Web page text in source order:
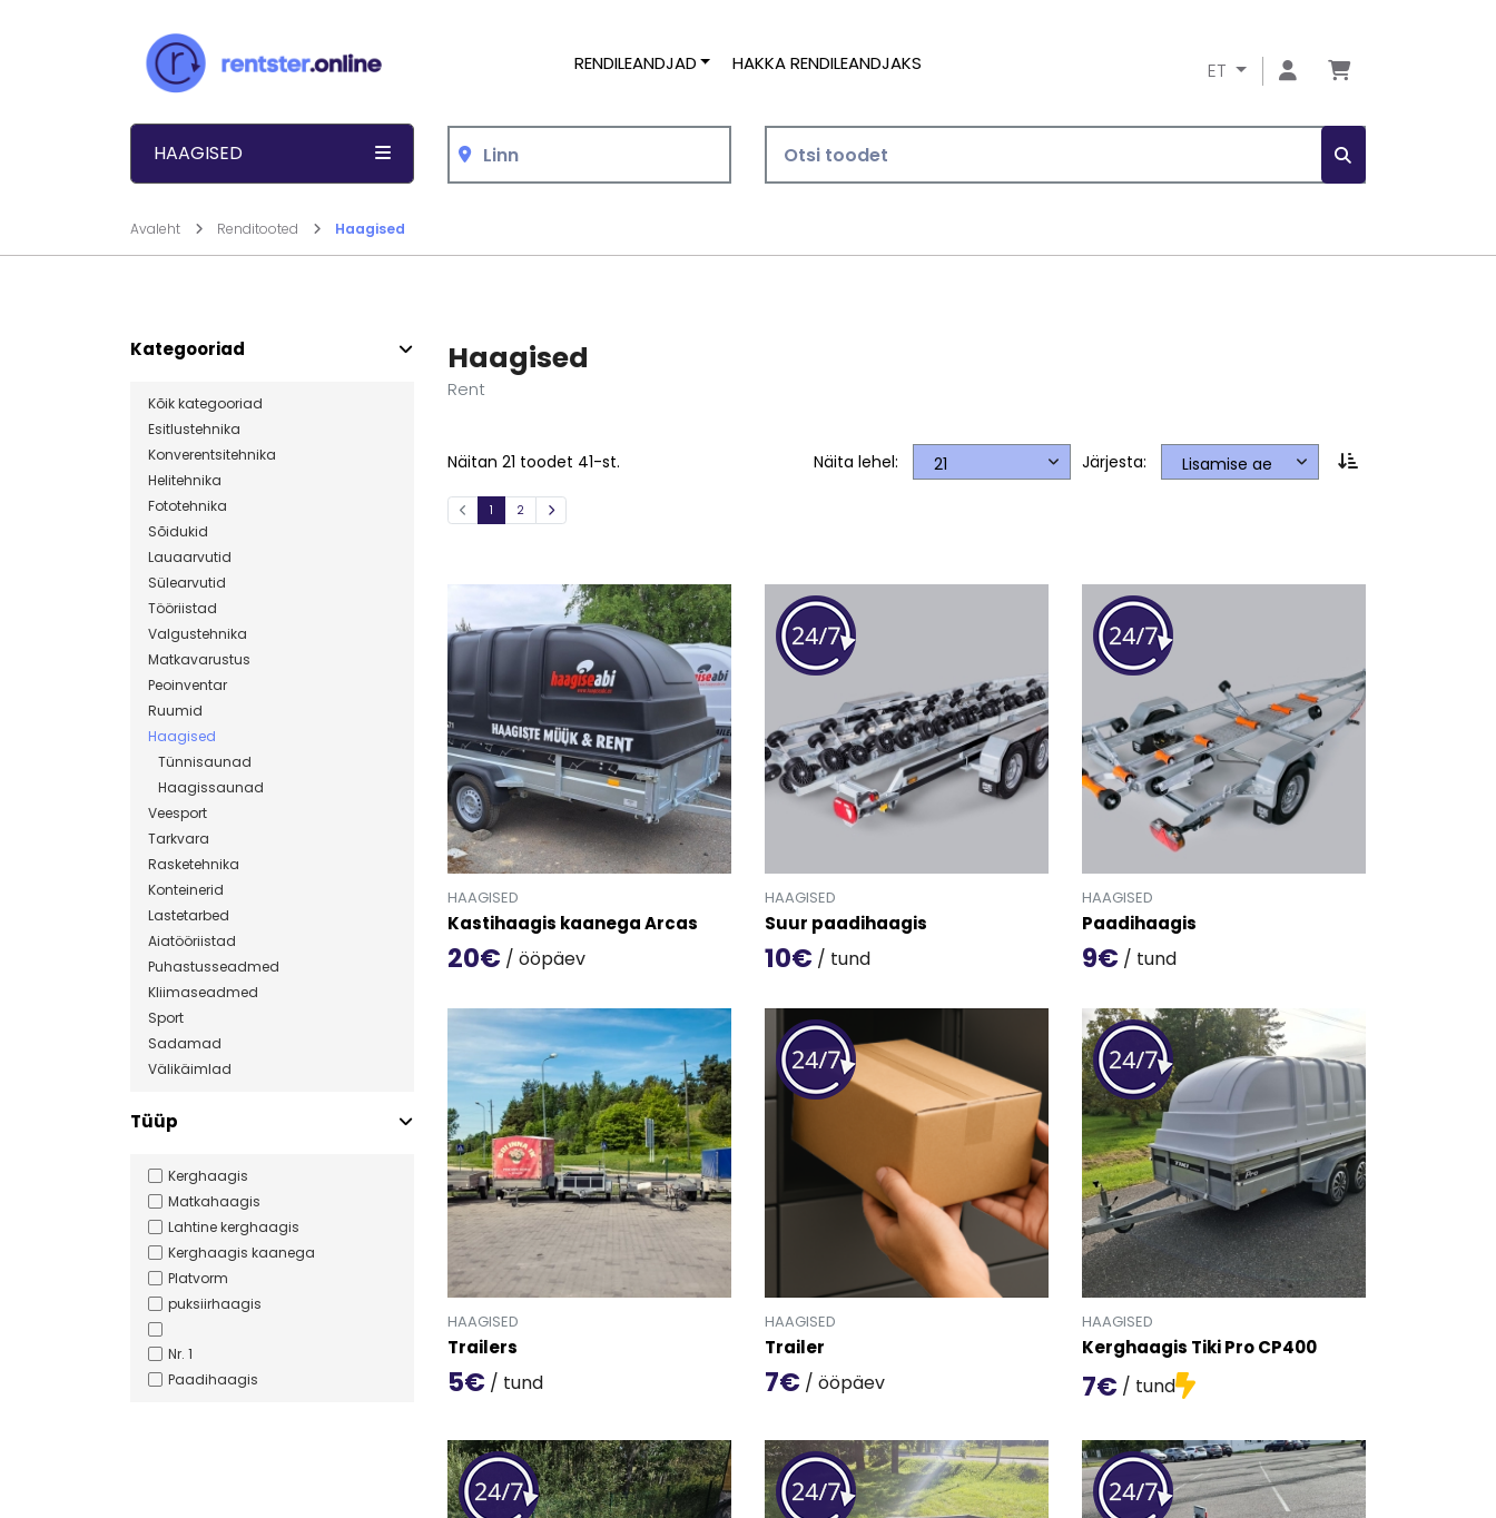
RENDILEANDJAD HAKKA RENDILEANDJAKS ET
HAAGISED
Avaleht Renditooted Haagised
Kategooriad
Kõik kategooriad
Esitlustehnika
Konverentsitehnika
Helitehnika
Fototehnika
Sõidukid
Lauaarvutid
Sülearvutid
Tööriistad
Valgustehnika
Matkavarustus
Peoinventar
Ruumid
Haagised
Tünnisaunad
Haagissaunad
Veesport
Tarkvara
Rasketehnika
Konteinerid
Lastetarbed
Aiatööriistad
Puhastusseadmed
Kliimaseadmed
Sport
Sadamad
Välikäimlad
Tüüp
Kerghaagis
Matkahaagis
Lahtine kerghaagis
Kerghaagis kaanega
Platvorm
puksiirhaagis
Nr. 1
Paadihaagis
Haagised
Rent
Näitan 21 toodet 41-st. Näita lehel: Järjesta:
1 2
HAAGISED
Kastihaagis kaanega Arcas
20€ / ööpäev
HAAGISED
Suur paadihaagis
10€ / tund
HAAGISED
Paadihaagis
9€ / tund
HAAGISED
Trailers
5€ / tund
HAAGISED
Trailer
7€ / ööpäev
HAAGISED
Kerghaagis Tiki Pro CP400
7€ / tund